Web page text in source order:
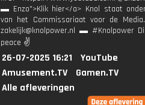
▬ Enzo">Klik hier</a> Knol staat
van het Commissariaat voor de
zakelijk@knolpower.nl ▬ #Knolpower
peace ✌
26-07-2025 16:21
YouTube
Amusement.TV
Gamen.TV
Alle afleveringen